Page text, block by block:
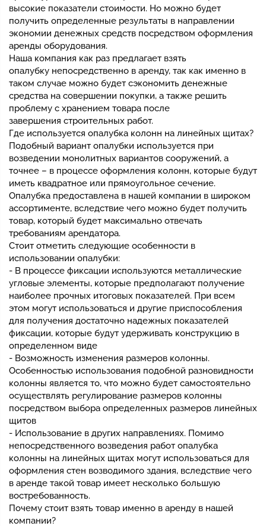
высокие показатели стоимости. Но можно будет
получить определенные результаты в направлении
экономии денежных средств посредством оформления
аренды оборудования.
Наша компания как раз предлагает взять
опалубку непосредственно в аренду, так как именно в
таком случае можно будет сэкономить денежные
средства на совершении покупки, а также решить
проблему с хранением товара после
завершения строительных работ.
Где используется опалубка колонн на линейных щитах?
Подобный вариант опалубки используется при
возведении монолитных вариантов сооружений, а
точнее – в процессе оформления колонн, которые будут
иметь квадратное или прямоугольное сечение.
Опалубка предоставлена в нашей компании в широком
ассортименте, вследствие чего можно будет получить
товар, который будет максимально отвечать
требованиям арендатора.
Стоит отметить следующие особенности в
использовании опалубки:
- В процессе фиксации используются металлические
угловые элементы, которые предполагают получение
наиболее прочных итоговых показателей. При всем
этом могут использоваться и другие приспособления
для получения достаточно надежных показателей
фиксации, которые будут удерживать конструкцию в
определенном виде
- Возможность изменения размеров колонны.
Особенностью использования подобной разновидности
колонны является то, что можно будет самостоятельно
осуществлять регулирование размеров колонны
посредством выбора определенных размеров линейных
щитов
- Использование в других направлениях. Помимо
непосредственного возведения работ опалубка
колонны на линейных щитах могут использоваться для
оформления стен возводимого здания, вследствие чего
в аренде такой товар имеет несколько большую
востребованность.
Почему стоит взять товар именно в аренду в нашей
компании?